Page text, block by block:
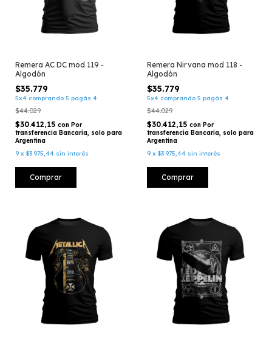
Remera AC DC mod 119 -
Algodón
$35.779
5x4 comprando 5 pagás 4
$44.029
$30.412,15 con Por
transferencia Bancaria, solo para
Argentina
9 x $3.975,44 sin interés
Comprar
Remera Nirvana mod 118 -
Algodón
$35.779
5x4 comprando 5 pagás 4
$44.029
$30.412,15 con Por
transferencia Bancaria, solo para
Argentina
9 x $3.975,44 sin interés
Comprar